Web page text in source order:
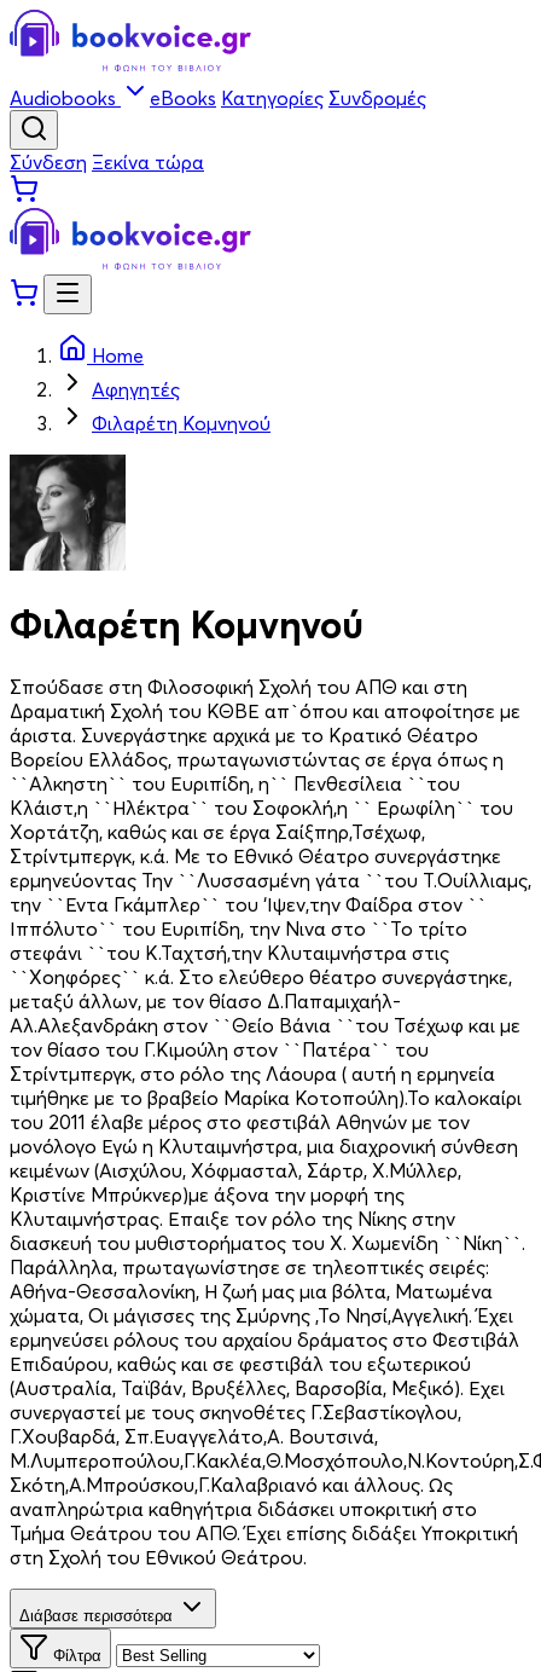
Audiobooks eBooks Κατηγορίες Συνδρομές
Σύνδεση Ξεκίνα τώρα
Home
Αφηγητές
Φιλαρέτη Κομνηνού
Φιλαρέτη Κομνηνού
Σπούδασε στη Φιλοσοφική Σχολή του ΑΠΘ και στη
Δραματική Σχολή του ΚΘΒΕ απ`όπου και αποφοίτησε με
άριστα. Συνεργάστηκε αρχικά με το Κρατικό Θέατρο
Βορείου Ελλάδος, πρωταγωνιστώντας σε έργα όπως η
``Αλκηστη`` του Ευριπίδη, η`` Πενθεσίλεια ``του
Κλάιστ,η ``Ηλέκτρα`` του Σοφοκλή,η `` Ερωφίλη`` του
Χορτάτζη, καθώς και σε έργα Σαίξπηρ,Τσέχωφ,
Στρίντμπεργκ, κ.ά. Με το Εθνικό Θέατρο συνεργάστηκε
ερμηνεύοντας Την ``Λυσσασμένη γάτα ``του Τ.Ουίλλιαμς,
την ``Εντα Γκάμπλερ`` του ‘Ιψεν,την Φαίδρα στον ``
Ιππόλυτο`` του Ευριπίδη, την Νινα στο ``Το τρίτο
στεφάνι ``του Κ.Ταχτσή,την Κλυταιμνήστρα στις
``Χοηφόρες`` κ.ά. Στο ελεύθερο θέατρο συνεργάστηκε,
μεταξύ άλλων, με τον θίασο Δ.Παπαμιχαήλ-
Αλ.Αλεξανδράκη στον ``Θείο Βάνια ``του Τσέχωφ και με
τον θίασο του Γ.Κιμούλη στον ``Πατέρα`` του
Στρίντμπεργκ, στο ρόλο της Λάουρα ( αυτή η ερμηνεία
τιμήθηκε με το βραβείο Μαρίκα Κοτοπούλη).Το καλοκαίρι
του 2011 έλαβε μέρος στο φεστιβάλ Αθηνών με τον
μονόλογο Εγώ η Κλυταιμνήστρα, μια διαχρονική σύνθεση
κειμένων (Αισχύλου, Χόφμασταλ, Σάρτρ, Χ.Μύλλερ,
Κριστίνε Μπρύκνερ)με άξονα την μορφή της
Κλυταιμνήστρας. Επαιξε τον ρόλο της Νίκης στην
διασκευή του μυθιστορήματος του Χ. Χωμενίδη ``Νίκη``.
Παράλληλα, πρωταγωνίστησε σε τηλεοπτικές σειρές:
Αθήνα-Θεσσαλονίκη, Η ζωή μας μια βόλτα, Ματωμένα
χώματα, Οι μάγισσες της Σμύρνης ,Το Νησί,Αγγελική. Έχει
ερμηνεύσει ρόλους του αρχαίου δράματος στο Φεστιβάλ
Επιδαύρου, καθώς και σε φεστιβάλ του εξωτερικού
(Αυστραλία, Ταϊβάν, Βρυξέλλες, Βαρσοβία, Μεξικό). Εχει
συνεργαστεί με τους σκηνοθέτες Γ.Σεβαστίκογλου,
Γ.Χουβαρδά, Σπ.Ευαγγελάτο,Α. Βουτσινά,
Σκότη,Α.Μπρούσκου,Γ.Καλαβριανό και άλλους. Ως
αναπληρώτρια καθηγήτρια διδάσκει υποκριτική στο
Τμήμα Θεάτρου του ΑΠΘ. Έχει επίσης διδάξει Υποκριτική
στη Σχολή του Εθνικού Θεάτρου.
Διάβασε περισσότερα
Φίλτρα